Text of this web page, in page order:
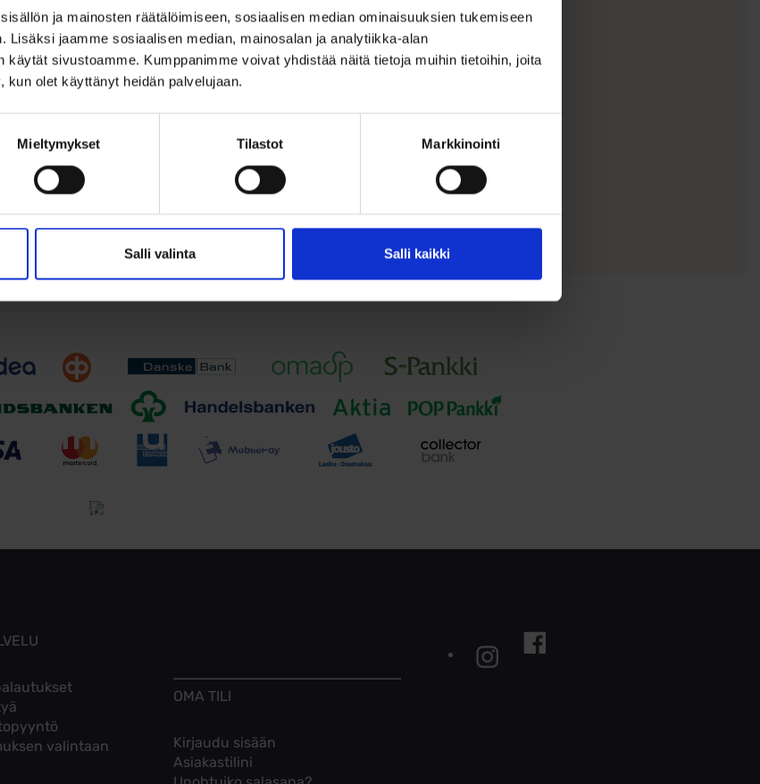
ja mainosten räätälöimiseen, sosiaalisen median ominaisuuksien tukemiseen
Lisäksi jaamme sosiaalisen median, mainosalan ja analytiikka-alan
käytät sivustoamme. Kumppanimme voivat yhdistää näitä tietoja muihin tietoihin, joita
kun olet käyttänyt heidän palvelujaan.
Mieltymykset Tilastot Markkinointi
Salli valinta Salli kaikki
8x16 mm – siro...
ostoskoriin
Toimitusehdot
Tutustu toimitusehtoihin
valintaan
OMA TILI
Kirjaudu sisään
Asiakastilini